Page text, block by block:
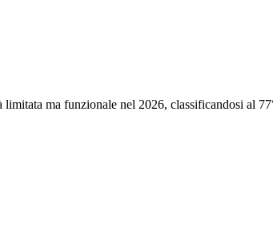
ma funzionale nel 2026, classificandosi al